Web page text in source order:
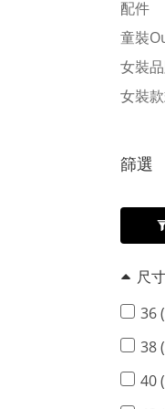
配件
童裝
女裝
女裝
篩選
尺寸
36
38
40